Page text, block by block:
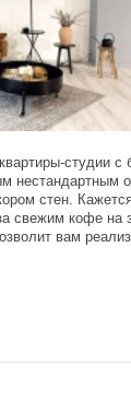
студии с
нестандартным
стен.
свежим кофе на
вам
со
в 100м² в
гримерным
можно